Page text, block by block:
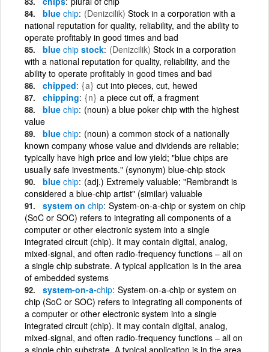
blue chip (Denizcilik) Stock in a corporation with a
national reputation for quality, reliability, and the ability to
operate profitably in good times and bad
blue chip stock (Denizcilik) Stock in a corporation
with a national reputation for quality, reliability, and the
ability to operate profitably in good times and bad
chipped {a} cut into pieces, cut, hewed
chipping {n} a piece cut off, a fragment
blue chip (noun) a blue poker chip with the highest
value
blue chip (noun) a common stock of a nationally
known company whose value and dividends are reliable;
typically have high price and low yield; "blue chips are
usually safe investments." (synonym) blue-chip stock
blue chip (adj.) Extremely valuable; "Rembrandt is
considered a blue-chip artist" (similar) valuable
system on chip System-on-a-chip or system on chip
(SoC or SOC) refers to integrating all components of a
computer or other electronic system into a single
integrated circuit (chip). It may contain digital, analog,
mixed-signal, and often radio-frequency functions – all on
a single chip substrate. A typical application is in the area
of embedded systems
system-on-a-chip System-on-a-chip or system on
chip (SoC or SOC) refers to integrating all components of
a computer or other electronic system into a single
integrated circuit (chip). It may contain digital, analog,
mixed-signal, and often radio-frequency functions – all on
a single chip substrate. A typical application is in the area